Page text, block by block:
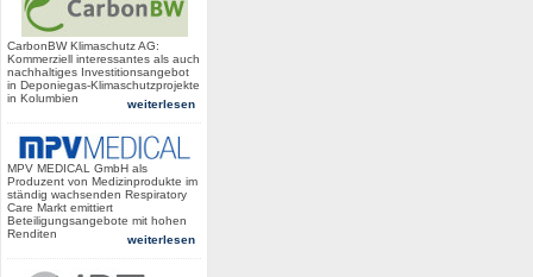
CarbonBW Klimaschutz AG:
Kommerziell interessantes als auch
nachhaltiges Investitionsangebot
in Deponiegas-Klimaschutzprojekte
in Kolumbien
weiterlesen
MPV MEDICAL GmbH als
Produzent von Medizinprodukte im
ständig wachsenden Respiratory
Care Markt emittiert
Beteiligungsangebote mit hohen
Renditen
weiterlesen